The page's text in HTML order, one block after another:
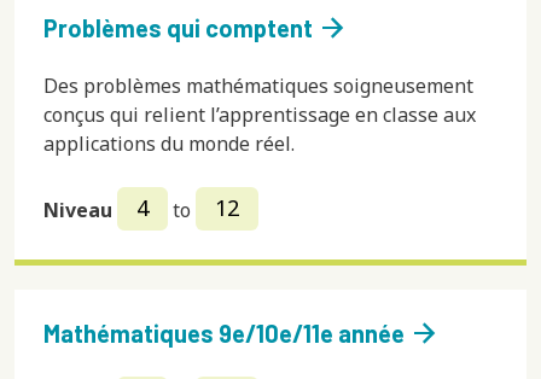
Problèmes qui comptent arrow_forward
Des problèmes mathématiques soigneusement
conçus qui relient l’apprentissage en classe aux
applications du monde réel.
Niveau 4 to 12
Mathématiques 9e/10e/11e année arrow_forward